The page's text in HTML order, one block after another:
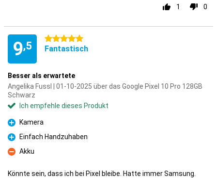
1 0
9,5
5 Sterne
Fantastisch
Besser als erwartete
Angelika Fussl | 01-10-2025 über das Google Pixel 10 Pro 128GB
Schwarz
Ich empfehle dieses Produkt
Pro
Kamera
Pro
Einfach Handzuhaben
Kontra
Akku
Könnte sein, dass ich bei Pixel bleibe. Hatte immer Samsung.